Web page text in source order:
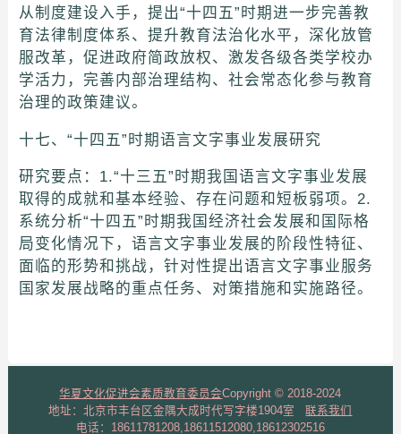
从制度建设入手，提出“十四五”时期进一步完善教
育法律制度体系、提升教育法治化水平，深化放管
服改革，促进政府简政放权、激发各级各类学校办
学活力，完善内部治理结构、社会常态化参与教育
治理的政策建议。
十七、“十四五”时期语言文字事业发展研究
研究要点：1.“十三五”时期我国语言文字事业发展
取得的成就和基本经验、存在问题和短板弱项。2.
系统分析“十四五”时期我国经济社会发展和国际格
局变化情况下，语言文字事业发展的阶段性特征、
面临的形势和挑战，针对性提出语言文字事业服务
国家发展战略的重点任务、对策措施和实施路径。
华夏文化促进会素质教育委员会Copyright © 2018-2024
地址：北京市丰台区金隅大成时代写字楼1904室联系我们
电话：18611781208,18611512080,18612302516